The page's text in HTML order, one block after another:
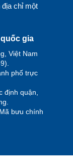
chỉ một
gia
Việt Nam
phố trực
định quận,
bưu chính